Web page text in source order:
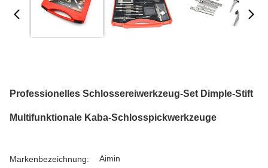
Professionelles Schlossereiwerkzeug-Set Dimple-Stift
Multifunktionale Kaba-Schlosspickwerkzeuge
Markenbezeichnung: Aimin